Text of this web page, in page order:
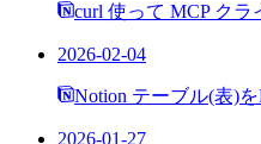
curl 使って MCP ク
2026-02-04
Notion テーブル(表)
2026-01-27